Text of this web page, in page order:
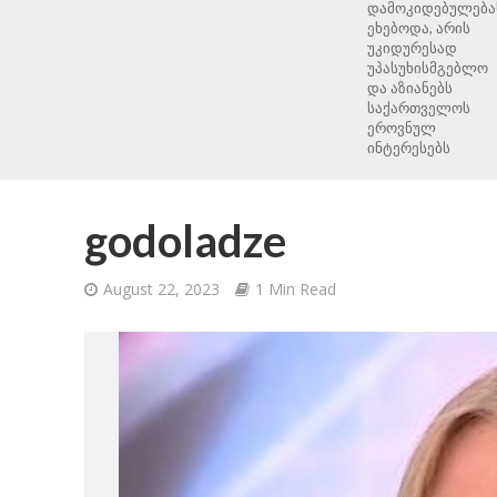
ეხებოდა, არის
უკიდურესად
უპასუხისმგებლო
და აზიანებს
საქართველოს
ეროვნულ
ინტერესებს
godoladze
August 22, 2023 1 Min Read